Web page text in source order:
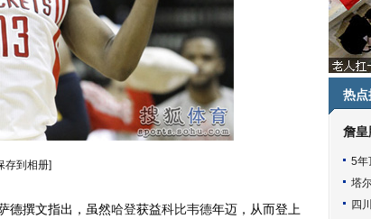
存到相册]
德撰文指出，虽然哈登获益科比韦德年迈，从而登上
热点
詹皇
5年
塔
四